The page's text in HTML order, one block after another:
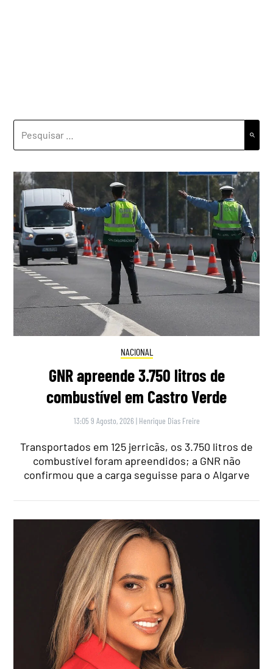
POR:
NACIONAL
GNR apreende 3.750 litros de
combustível em Castro Verde
13:05 9 Agosto, 2026 | Henrique Dias Freire
Transportados em 125 jerricãs, os 3.750 litros de
combustível foram apreendidos; a GNR não
confirmou que a carga seguisse para o Algarve